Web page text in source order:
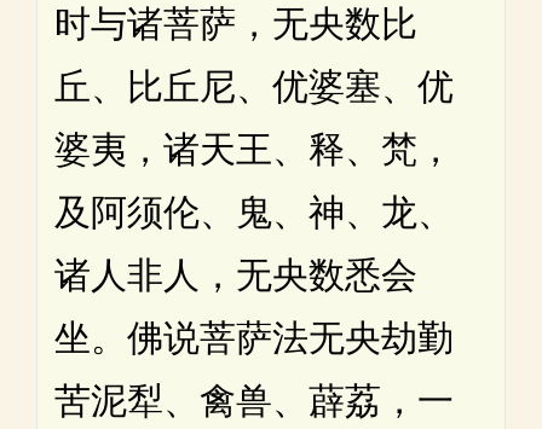
时与诸菩萨，无央数比
丘、比丘尼、优婆塞、优
婆夷，诸天王、释、梵，
及阿须伦、鬼、神、龙、
诸人非人，无央数悉会
坐。佛说菩萨法无央劫勤
苦泥犁、禽兽、薜荔，一